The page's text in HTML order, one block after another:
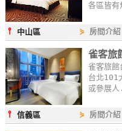
各區皆
⫯ 中山區 ⋟ 房間介紹
雀客
雀客旅館
台北101
或參展
⫯信義區 ⋟ 房間介紹